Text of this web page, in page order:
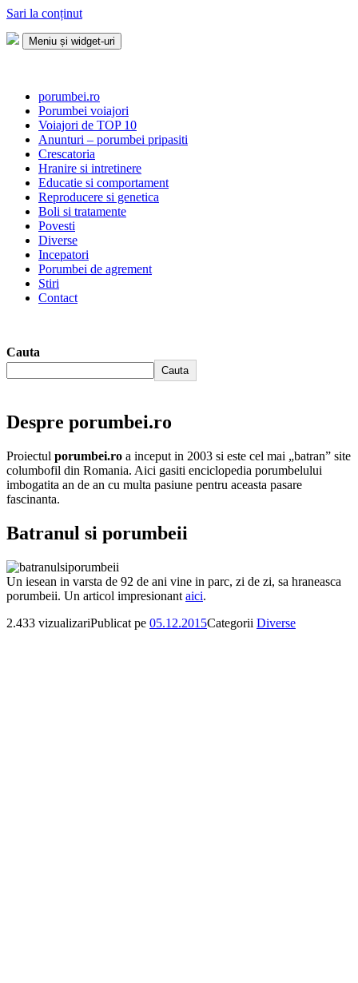
Sari la conținut
Meniu și widget-uri
porumbei.ro
Porumbei voiajori
Voiajori de TOP 10
Anunturi – porumbei pripasiti
Crescatoria
Hranire si intretinere
Educatie si comportament
Reproducere si genetica
Boli si tratamente
Povesti
Diverse
Incepatori
Porumbei de agrement
Stiri
Contact
Cauta
Cauta
Despre porumbei.ro
Proiectul porumbei.ro a inceput in 2003 si este cel mai „batran” site
columbofil din Romania. Aici gasiti enciclopedia porumbelului
imbogatita an de an cu multa pasiune pentru aceasta pasare
fascinanta.
Batranul si porumbeii
Un iesean in varsta de 92 de ani vine in parc, zi de zi, sa hraneasca
porumbeii. Un articol impresionant aici.
2.433 vizualizariPublicat pe 05.12.2015Categorii Diverse